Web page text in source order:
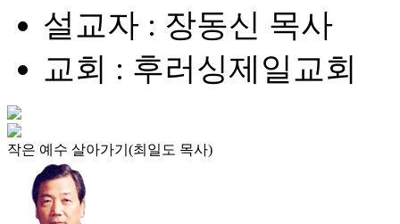
설교자 : 장동신 목사
교회 : 후러싱제일교회
작은 예수 살아가기(최일도 목사)